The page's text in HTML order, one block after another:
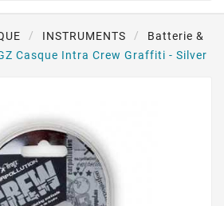
INSTRUMENTS
Batterie &
Casque Intra Crew Graffiti - Silver